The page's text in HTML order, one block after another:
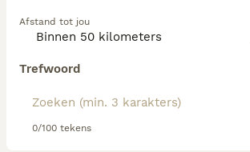
Afstand tot jou
Trefwoord
0/100 tekens